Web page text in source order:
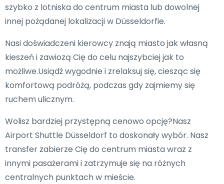
szybko z lotniska do centrum miasta lub dowolnej
innej pożądanej lokalizacji w Düsseldorfie.
Nasi doświadczeni kierowcy znają miasto jak własną
kieszeń i zawiozą Cię do celu najszybciej jak to
możliwe.Usiądź wygodnie i zrelaksuj się, ciesząc się
komfortową podróżą, podczas gdy zajmiemy się
ruchem ulicznym.
Wolisz bardziej przystępną cenowo opcję?Nasz
Airport Shuttle Düsseldorf to doskonały wybór. Nasz
transfer zabierze Cię do centrum miasta wraz z
innymi pasażerami i zatrzymuje się na różnych
centralnych punktach w mieście.